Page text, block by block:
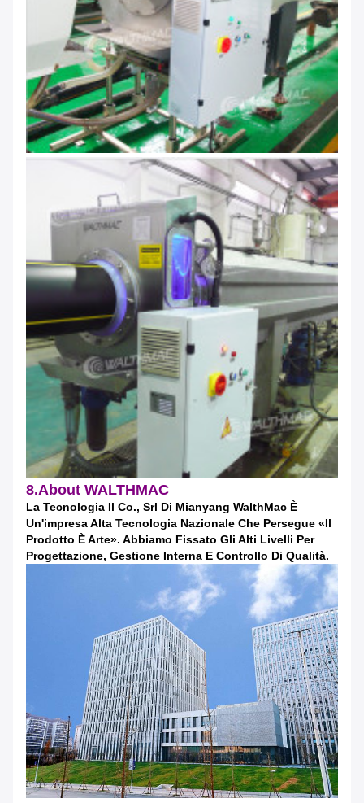
Invia
8.About WALTHMAC
La Tecnologia Il Co., Srl Di Mianyang WalthMac È
Un'impresa Alta Tecnologia Nazionale Che Persegue «il
Prodotto È Arte». Abbiamo Fissato Gli Alti Livelli Per
Progettazione, Gestione Interna E Controllo Di Qualità.